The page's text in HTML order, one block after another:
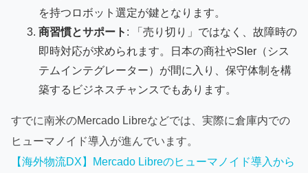
を持つロボット選定が鍵となります。
商習慣とサポート : 「売り切り」ではなく、故障時の
即時対応が求められます。日本の商社やSIer（シス
テムインテグレーター）が間に入り、保守体制を構
築するビジネスチャンスでもあります。
すでに南米のMercado Libreなどでは、実際に倉庫内での
ヒューマノイド導入が進んでいます。
【海外物流DX】Mercado Libreのヒューマノイド導入から